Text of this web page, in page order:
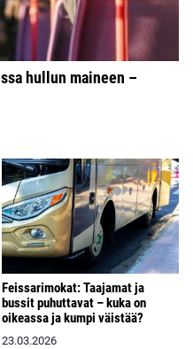
hullun maineen –
Feissarimokat: Taajamat ja
bussit puhuttavat – kuka on
oikeassa ja kumpi väistää?
23.03.2026